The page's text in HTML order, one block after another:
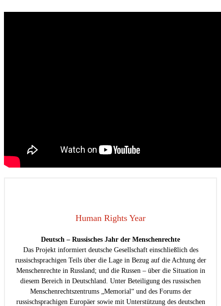
Human Rights Year
Deutsch – Russisches Jahr der Menschenrechte
Das Projekt informiert deutsche Gesellschaft einschließlich des
russischsprachigen Teils über die Lage in Bezug auf die Achtung der
Menschenrechte in Russland; und die Russen – über die Situation in
diesem Bereich in Deutschland. Unter Beteiligung des russischen
Menschenrechtszentrums „Memorial“ und des Forums der
russischsprachigen Europäer sowie mit Unterstützung des deutschen